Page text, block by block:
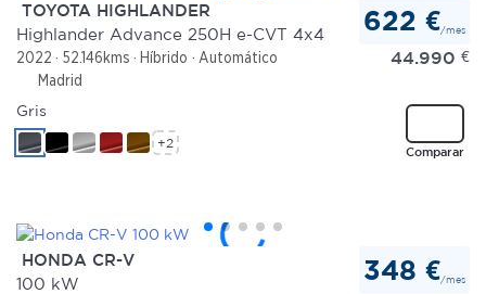
TOYOTA HIGHLANDER
Highlander Advance 250H e-CVT 4x4
2022 52.146kms Híbrido
Automático
Madrid
622 €/mes
44.990 €
Comparar
Gris
+2
HONDA CR-V
100 kW
348 €/mes